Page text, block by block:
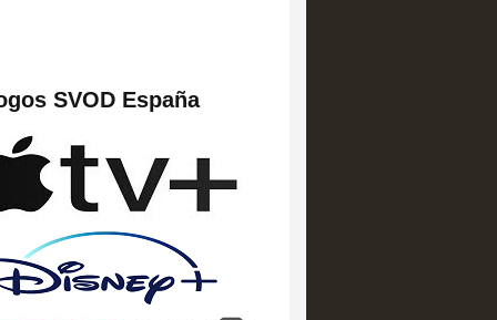
SVOD España